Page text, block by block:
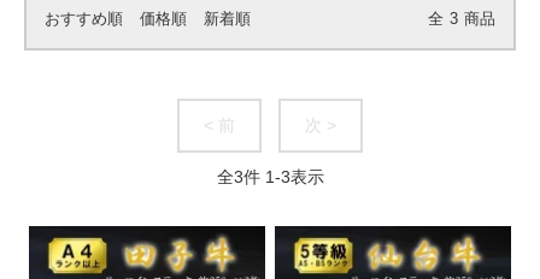
おすすめ順 価格順 新着順 全 3 商品
< 前 次 >
全3件 1-3表示